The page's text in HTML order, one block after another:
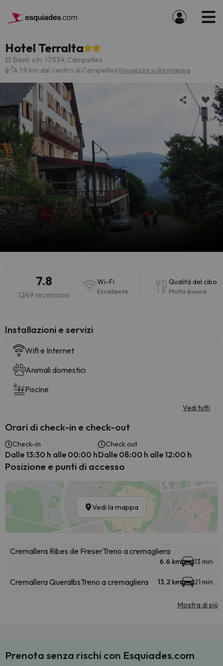
Hotel Terralta
El Baell, s/n, 17534, Campelles
A 1.9 km dal centro di CampellesVisualizza sulla mappa
7.8
1249 recensioni
Wi-Fi
Eccellente
Qualità del cibo
Molto buona
Installazioni e servizi
Wifi e Internet
Animali domestici
Piscine
Vedi tutti
Orari di check-in e check-out
Check-in
Dalle 13:30 h alle 00:00 h
Check out
Dalle 08:00 h alle 12:00 h
Posizione e punti di accesso
Vedi la mappa
Cremallera Ribes de FreserTreno a cremagliera
6.6 km 13 min
Cremallera QueralbsTreno a cremagliera 13.2 km 21 min
Mostra di più
Prenota senza rischi con Esquiades.com